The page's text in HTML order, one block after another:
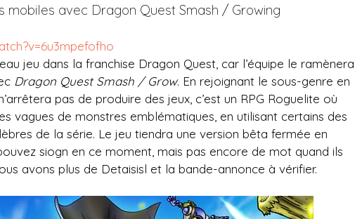
mobiles avec Dragon Quest Smash / Growing
jeu dans la franchise Dragon Quest, car l’équipe le ramènera
Dragon Quest Smash / Grow. En rejoignant le sous-genre en
pas de produire des jeux, c’est un RPG Roguelite où
vagues de monstres emblématiques, en utilisant certains des
de la série. Le jeu tiendra une version bêta fermée en
siogn en ce moment, mais pas encore de mot quand ils
avons plus de Detaisisl et la bande-annonce à vérifier.